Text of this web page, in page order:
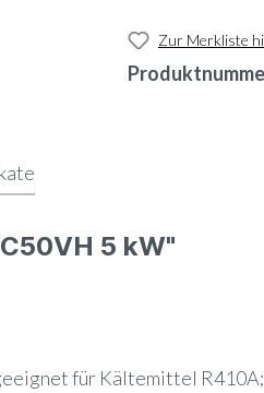
Zur Merkliste
5 kW"
für Kältemittel